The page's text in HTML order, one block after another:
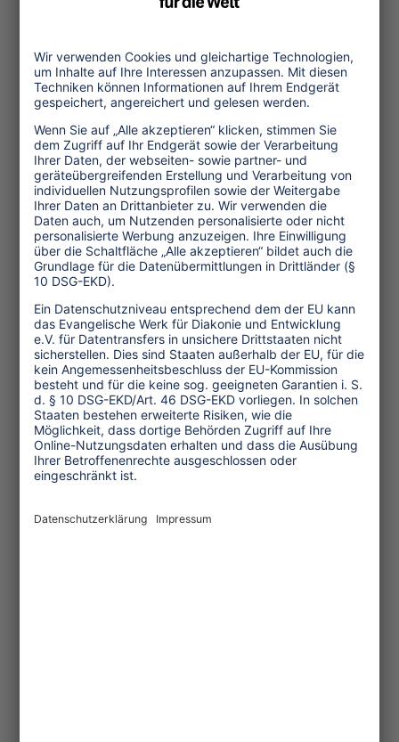
Zugehörige Dateien
tourcert_itb_einladung_2012.pdf
218 KB
Tourismuspolitik
Kultur und Religion
Umwelt und Klima
Wirtschaft